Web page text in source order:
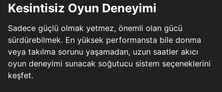
Kesintisiz Oyun Deneyimi
Sadece güçlü olmak yetmez, önemli olan gücü
sürdürebilmek. En yüksek performansta bile donma
veya takılma sorunu yaşamadan, uzun saatler akıcı
oyun deneyimi sunacak soğutucu sistem seçeneklerini
keşfet.